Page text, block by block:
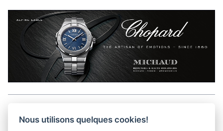
Nous utilisons quelques cookies!